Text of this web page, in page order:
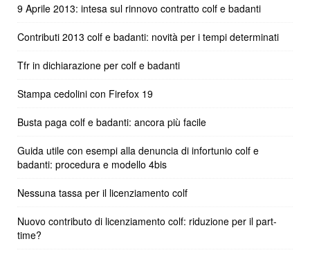
9 Aprile 2013: intesa sul rinnovo contratto colf e badanti
Contributi 2013 colf e badanti: novità per i tempi determinati
Tfr in dichiarazione per colf e badanti
Stampa cedolini con Firefox 19
Busta paga colf e badanti: ancora più facile
Guida utile con esempi alla denuncia di infortunio colf e
badanti: procedura e modello 4bis
Nessuna tassa per il licenziamento colf
Nuovo contributo di licenziamento colf: riduzione per il part-
time?